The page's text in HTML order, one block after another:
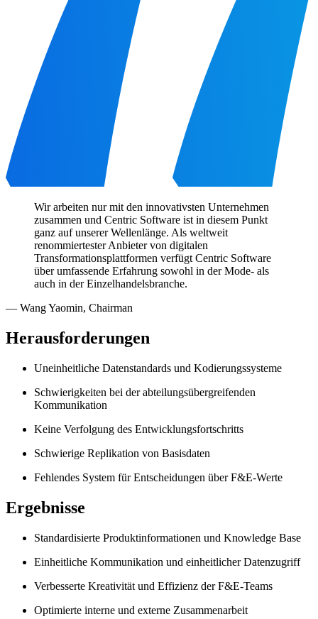
Wir arbeiten nur mit den innovativsten Unternehmen
zusammen und Centric Software ist in diesem Punkt
ganz auf unserer Wellenlänge. Als weltweit
renommiertester Anbieter von digitalen
Transformationsplattformen verfügt Centric Software
über umfassende Erfahrung sowohl in der Mode- als
auch in der Einzelhandelsbranche.
— Wang Yaomin, Chairman
Herausforderungen
Uneinheitliche Datenstandards und Kodierungssysteme
Schwierigkeiten bei der abteilungsübergreifenden
Kommunikation
Keine Verfolgung des Entwicklungsfortschritts
Schwierige Replikation von Basisdaten
Fehlendes System für Entscheidungen über F&E-Werte
Ergebnisse
Standardisierte Produktinformationen und Knowledge Base
Einheitliche Kommunikation und einheitlicher Datenzugriff
Verbesserte Kreativität und Effizienz der F&E-Teams
Optimierte interne und externe Zusammenarbeit